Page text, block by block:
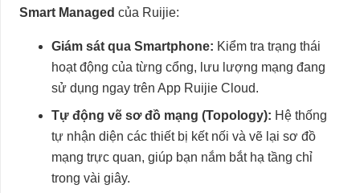
Smart Managed của Ruijie:
Giám sát qua Smartphone: Kiểm tra trạng thái
hoạt động của từng cổng, lưu lượng mạng đang
sử dụng ngay trên App Ruijie Cloud.
Tự động vẽ sơ đồ mạng (Topology): Hệ thống
tự nhận diện các thiết bị kết nối và vẽ lại sơ đồ
mạng trực quan, giúp bạn nắm bắt hạ tầng chỉ
trong vài giây.